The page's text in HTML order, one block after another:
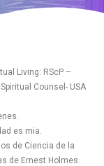
Living: RScP –
Counsel- USA
es mia.
de Ciencia de la
de Ernest Holmes.